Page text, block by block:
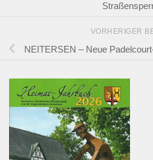
VORHERIGER
NEITERSEN – Neue